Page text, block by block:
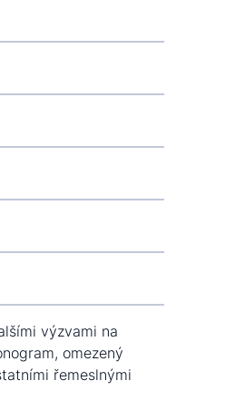
výzvami na
omezený
řemeslnými